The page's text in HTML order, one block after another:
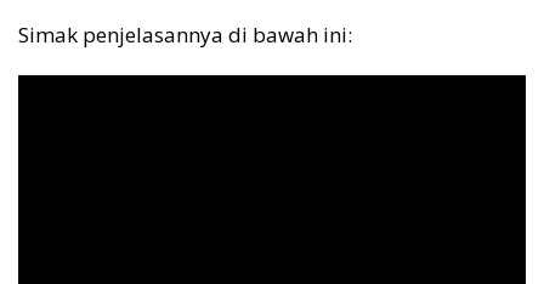
Simak penjelasannya di bawah ini: